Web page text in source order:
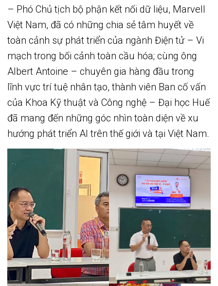
– Phó Chủ tịch bộ phận kết nối dữ liệu, Marvell
Việt Nam, đã có những chia sẻ tâm huyết về
toàn cảnh sự phát triển của ngành Điện tử – Vi
mạch trong bối cảnh toàn cầu hóa; cùng ông
Albert Antoine – chuyên gia hàng đầu trong
lĩnh vực trí tuệ nhân tạo, thành viên Ban cố vấn
của Khoa Kỹ thuật và Công nghệ – Đại học Huế
đã mang đến những góc nhìn toàn diện về xu
hướng phát triển AI trên thế giới và tại Việt Nam.